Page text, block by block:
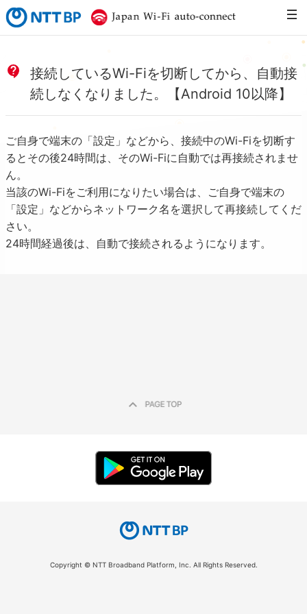
NTTBP Japan Wi-Fi
接続しているWi-Fiを切断してから、自動接
続しなくなりました。【Android 10以降】
ご自身で端末の「設定」などから、接続中のWi-Fiを切断す
るとその後24時間は、そのWi-Fiに自動では再接続されませ
ん。
当該のWi-Fiをご利用になりたい場合は、ご自身で端末の
「設定」などからネットワーク名を選択して再接続してくだ
さい。
24時間経過後は、自動で接続されるようになります。
Copyright © NTT Broadband Platform, Inc. All Rights Reserved.